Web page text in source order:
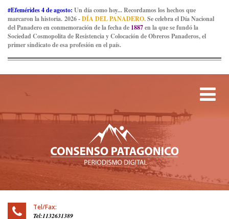
#Efemérides 4 de agosto: Un día como hoy... Recordamos los hechos que
marcaron la historia. 2026 -DÍA DEL PANADERO.Se celebra el Día Nacional
del Panadero en conmemoración de la fecha de 1887en la que se fundó la
Sociedad Cosmopolita de Resistencia y Colocación de Obreros Panaderos, el
primer sindicato de esa profesión en el país.
Tel/Fax:
Tel:1132631389